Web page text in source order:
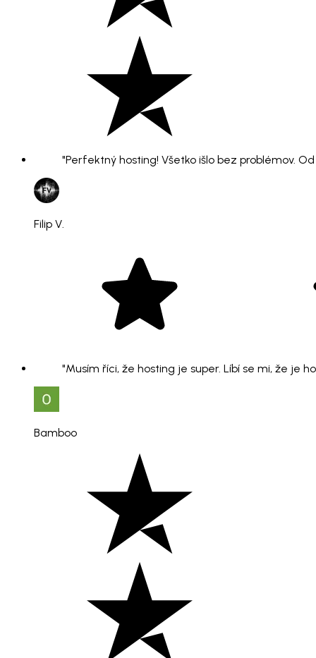
"Perfektný hosting! Všetko išlo bez problémov.
Filip V.
"Musím říci, že hosting je super. Líbí se mi, že je
Bamboo